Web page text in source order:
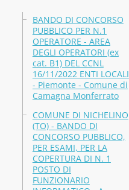
BANDO DI CONCORSO
PUBBLICO PER N.1
OPERATORE - AREA
DEGLI OPERATORI (ex
cat. B1) DEL CCNL
16/11/2022 ENTI LOCALI
- Piemonte - Comune di
Camagna Monferrato
COMUNE DI NICHELINO
(TO) - BANDO DI
CONCORSO PUBBLICO,
PER ESAMI, PER LA
COPERTURA DI N. 1
POSTO DI
FUNZIONARIO